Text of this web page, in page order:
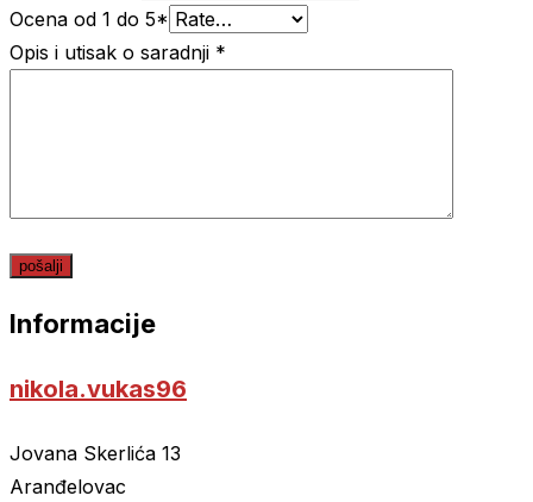
Ocena od 1 do 5*
Opis i utisak o saradnji *
Informacije
nikola.vukas96
Jovana Skerlića 13
Aranđelovac